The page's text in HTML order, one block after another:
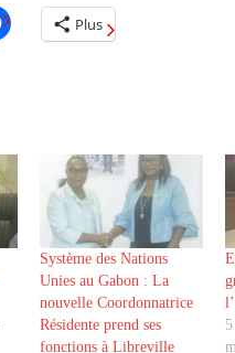
Plus
Système des Nations
Unies au Gabon : La
nouvelle Coordonnatrice
Résidente prend ses
fonctions à Libreville